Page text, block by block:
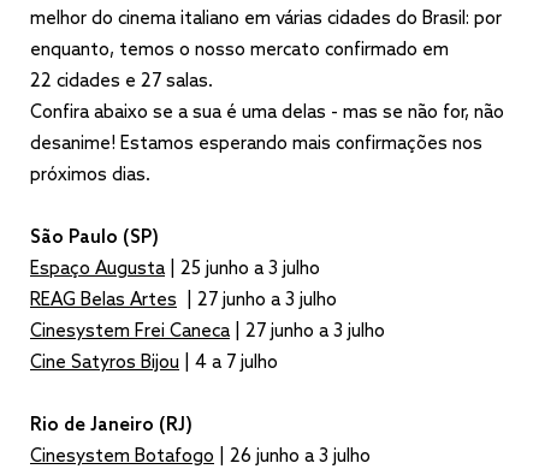
melhor do cinema italiano em várias cidades do Brasil: por
enquanto, temos o nosso mercato confirmado em
22 cidades e 27 salas.
Confira abaixo se a sua é uma delas - mas se não for, não
desanime! Estamos esperando mais confirmações nos
próximos dias.
São Paulo (SP)
Espaço Augusta | 25 junho a 3 julho
REAG Belas Artes | 27 junho a 3 julho
Cinesystem Frei Caneca | 27 junho a 3 julho
Cine Satyros Bijou | 4 a 7 julho
Rio de Janeiro (RJ)
Cinesystem Botafogo | 26 junho a 3 julho